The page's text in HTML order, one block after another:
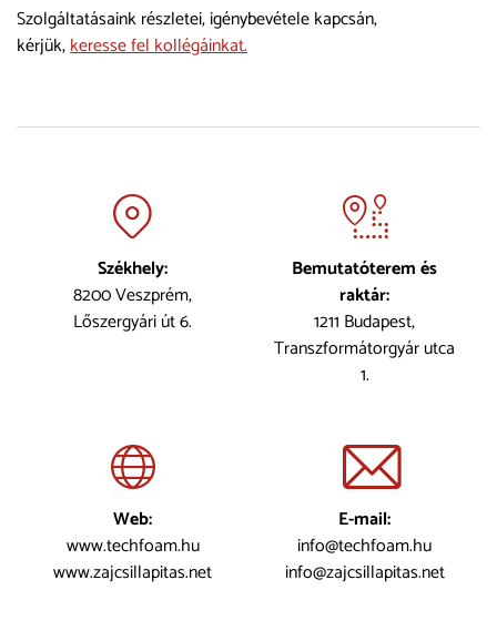
Szolgáltatásaink részletei, igénybevétele kapcsán,
kérjük,keresse fel kollégáinkat.
Székhely:
8200 Veszprém,
Lőszergyári út 6.
Bemutatóterem és
raktár:
1211 Budapest,
Transzformátorgyár utca
1.
Web:
www.techfoam.hu
www.zajcsillapitas.net
E-mail:
info@techfoam.hu
info@zajcsillapitas.net